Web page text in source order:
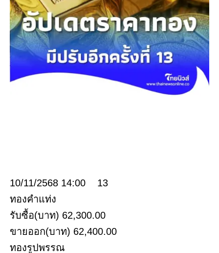
10/11/2568 14:00 13
ทองคำแท่ง
รับซื้อ(บาท) 62,300.00
ขายออก(บาท) 62,400.00
ทองรูปพรรณ